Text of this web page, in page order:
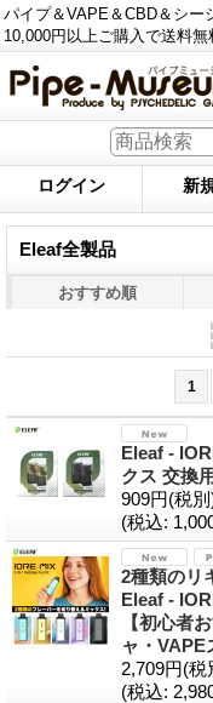
パイプ＆VAPE＆CBD＆シー
10,000円以上ご購入で送料無
ログイン 新
Eleaf全製品
おすすめ順
1
Eleaf -
クス 交換
909円(税別
(税込:
2種類のリ
Eleaf -
【初心者
ャ・VAPE
2,709円(税
(税込: